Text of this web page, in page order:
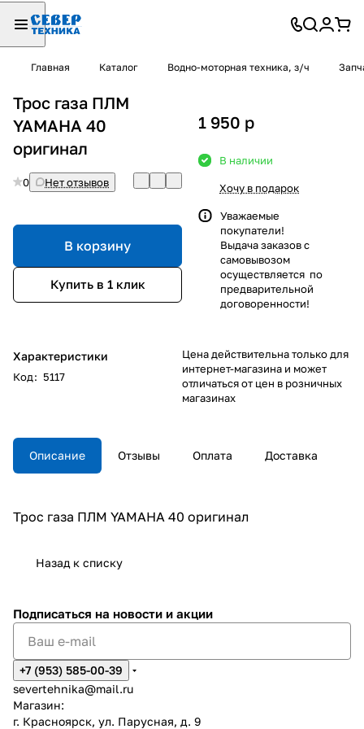
Главная Каталог Водно-моторная техника, з/ч
Трос газа ПЛМ
YAMAHA 40
оригинал
0 Нет отзывов
В корзину
Купить в 1 клик
Характеристики
Код: 5117
1 950 p
В наличии
Хочу в подарок
Уважаемые
покупатели!
Выдача заказов с
самовывозом
осуществляется по
предварительной
договоренности!
Цена действительна только для
интернет-магазина и может
отличаться от цен в розничных
магазинах
Описание Отзывы Оплата Доставка
Трос газа ПЛМ YAMAHA 40 оригинал
Назад к списку
Подписаться на новости и акции
+7 (953) 585-00-39
severtehnika@mail.ru
Магазин:
г. Красноярск, ул. Парусная, д. 9